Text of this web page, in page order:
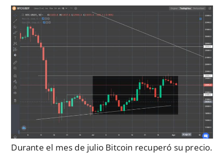
Durante el mes de julio Bitcoin recuperó su precio.